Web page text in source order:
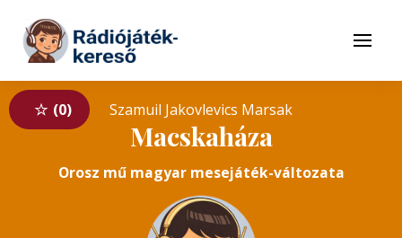
Tovább a tartalomhoz
Menü
0 Szamuil Jakovlevics Marsak
Macskaháza
Orosz mű magyar mesejáték-változata